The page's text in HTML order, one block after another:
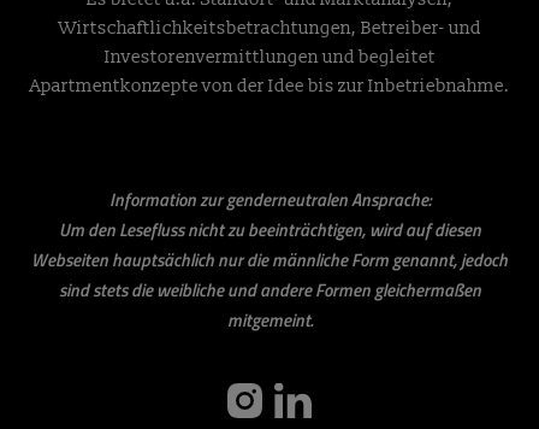
Wirtschaftlichkeitsbetrachtungen, Betreiber- und
Investorenvermittlungen und begleitet
Apartmentkonzepte von der Idee bis zur Inbetriebnahme.
Information zur genderneutralen Ansprache:
Um den Lesefluss nicht zu beeinträchtigen, wird auf diesen
Webseiten hauptsächlich nur die männliche Form genannt, jedoch
sind stets die weibliche und andere Formen gleichermaßen
mitgemeint.
instagram